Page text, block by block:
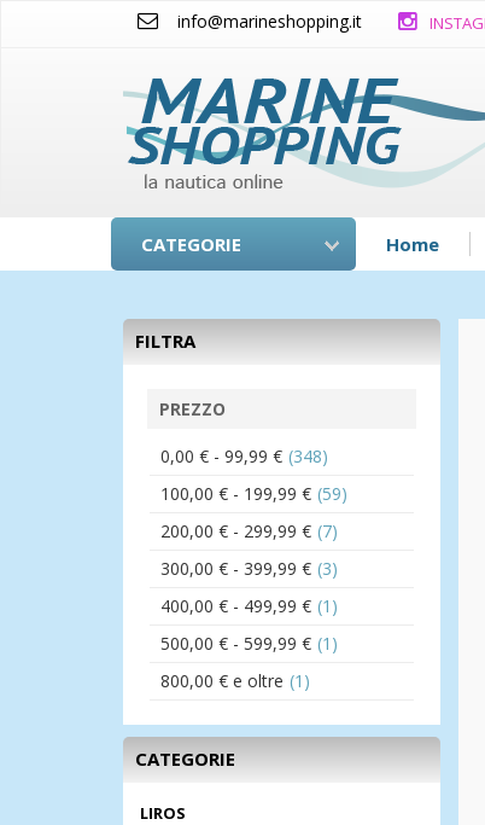
info@marineshopping.it
CATEGORIE Home
FILTRA
PREZZO
0,00 € - 99,99 € (348)
100,00 € - 199,99 € (59)
200,00 € - 299,99 € (7)
300,00 € - 399,99 € (3)
400,00 € - 499,99 € (1)
500,00 € - 599,99 € (1)
800,00 € e oltre (1)
CATEGORIE
LIROS